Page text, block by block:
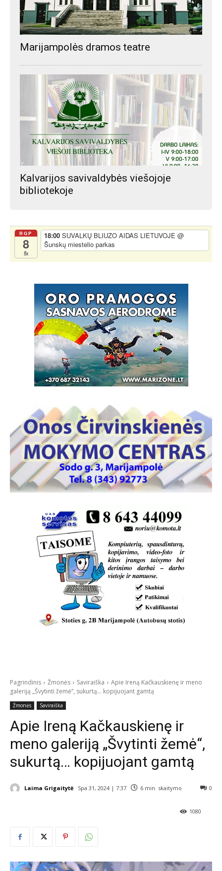
Marijampolės dramos teatre
Kalvarijos savivaldybės viešojoje
bibliotekoje
RGP
8
Št
18:00 SUVALKŲ BLIUZO AIDAS LIETUVOJE @
Šunskų miestelio parkas